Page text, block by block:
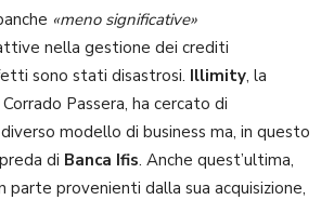
«meno significative»
nella gestione dei crediti
sono stati disastrosi. Illimity, la
Passera, ha cercato di
modello di business ma, in questo
di Banca Ifis. Anche quest’ultima,
parte provenienti dalla sua acquisizione,